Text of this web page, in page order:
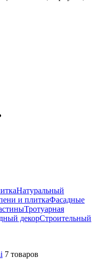
Натуральный
и плиткаФасадные
Тротуарная
декорСтроительный
7 товаров